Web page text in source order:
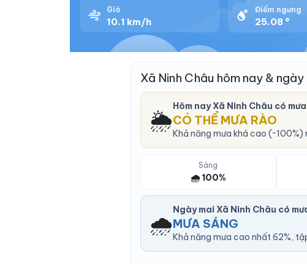
Gió
10.1 km/h
Điểm ngưng
25.08 °
Xã Ninh Châu hôm nay &
🌦️
Hôm nay Xã Ninh Châu có
CÓ THỂ MƯA RÀO
Khả năng mưa khá cao
Sáng
🌧️ 100%
🌧️
Ngày mai Xã Ninh Châu có
MƯA SÁNG
Khả năng mưa cao nhất 62%,